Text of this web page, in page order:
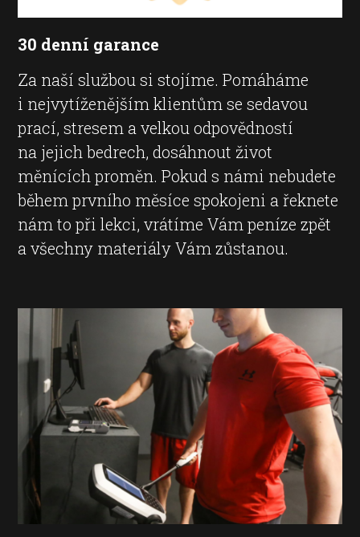
30 denní garance
Za naší službou si stojíme. Pomáháme
i nejvytíženějším klientům se sedavou
prací, stresem a velkou odpovědností
na jejich bedrech, dosáhnout život
měnících proměn. Pokud s námi nebudete
během prvního měsíce spokojeni a řeknete
nám to při lekci, vrátíme Vám peníze zpět
a všechny materiály Vám zůstanou.